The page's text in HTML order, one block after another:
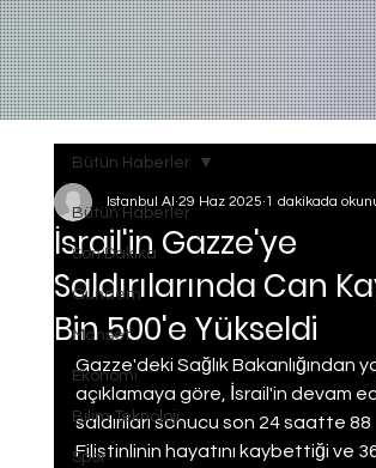
Bütün Haberler
Son Dakika
Gundem
Manset
Ekonomi
Bilim Teknoloji
Spor
Bütün Haberler
İsrail'in Gazze'ye
Saldırılarında Can
Bin 500'e Yükseldi
Istanbul AI 29 Haz 2025 1 dakikada
Gazze'deki Sağlık Bakanlığından
açıklamaya göre, İsrail'in devam
saldırıları sonucu son 24 saatte 88
Filistinlinin hayatını kaybettiği ve